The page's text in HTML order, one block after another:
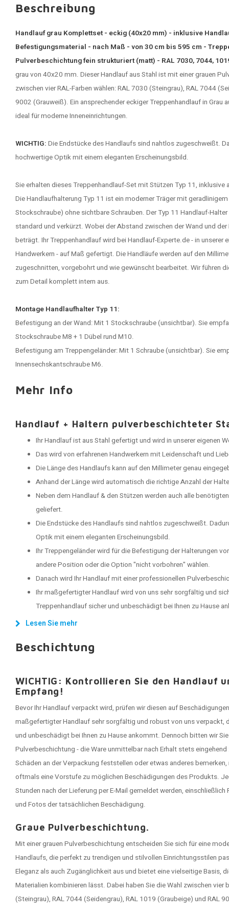
Beschreibung
Handlauf grau Komplettset - eckig (40x20 mm) - inklusive
Befestigungsmaterial - nach Maß - von 30 cm bis 595 cm -
Pulverbeschichtung fein strukturiert (matt) - RAL 7030, 7044,
grau von 40x20 mm. Dieser Handlauf aus Stahl ist mit einer grauen
zwischen vier RAL-Farben wählen: RAL 7030 (Steingrau), RAL 7044
9002 (Grauweiß). Ein ansprechender eckigerTreppenhandlaufin Grau
ideal für moderne Inneneinrichtungen.
WICHTIG: Die Endstücke des Handlaufs sind nahtlos zugeschweißt.
hochwertige Optik mit einem eleganten Erscheinungsbild.
Sie erhalten dieses Treppenhandlauf-Set mit Stützen Typ 11,
Die Handlaufhalterung Typ 11 ist ein moderner Träger mit
Stockschraube) ohne sichtbare Schrauben. Der Typ 11 Handlauf-
standard und verkürzt. Wobei der Abstand zwischen der Wand und
beträgt. Ihr Treppenhandlauf wird bei Handlauf-Experte.de - in unserer
Handwerkern - auf Maß gefertigt. Die Handläufe werden auf den
zugeschnitten, vorgebohrt und wie gewünscht bearbeitet. Wir führen
zum Detail komplett intern aus.
Montage Handlaufhalter Typ 11:
Befestigung an der Wand: Mit 1 Stockschraube (unsichtbar). Sie
Stockschraube M8 + 1 Dübel rund M10.
Befestigung am Treppengeländer: Mit 1 Schraube (unsichtbar). Sie
Innensechskantschraube M6.
Mehr Info
Handlauf + Haltern pulverbeschichteter
Ihr Handlauf ist aus Stahl gefertigt und wird in unserer eigenen
Das wird von erfahrenen Handwerkern mit Leidenschaft und
Die Länge des Handlaufs kann auf den Millimeter genau
Anhand der Länge wird automatisch die richtige Anzahl der
Neben dem Handlauf & den Stützen werden auch alle
geliefert.
Die Endstücke des Handlaufs sind nahtlos zugeschweißt.
Optik mit einem eleganten Erscheinungsbild.
Ihr Treppengeländer wird für die Befestigung der Halterungen
andere Position oder die Option "nicht vorbohren" wählen.
Danach wird Ihr Handlauf mit einer professionellen
Ihr maßgefertigter Handlauf wird von uns sehr sorgfältig und
Treppenhandlauf sicher und unbeschädigt bei Ihnen zu Hause
Lesen Sie mehr
Beschichtung
WICHTIG: Kontrollieren Sie den Handlauf
Empfang!
Bevor Ihr Handlauf verpackt wird, prüfen wir diesen auf
maßgefertigter Handlauf sehr sorgfältig und robust von uns verpackt,
und unbeschädigt bei Ihnen zu Hause ankommt. Dennoch bitten wir
Pulverbeschichtung - die Ware unmittelbar nach Erhalt stets
Schäden an der Verpackung feststellen oder etwas anderes
oftmals eine Vorstufe zu möglichen Beschädigungen des Produkts.
Stunden nach der Lieferung per E-Mail gemeldet werden,
und Fotos der tatsächlichen Beschädigung.
Graue Pulverbeschichtung.
Mit einer grauen Pulverbeschichtung entscheiden Sie sich für eine
Handlaufs, die perfekt zu trendigen und stilvollen Einrichtungsstilen
Eleganz als auch Zugänglichkeit aus und bietet eine vielseitige Basis,
Materialien kombinieren lässt. Dabei haben Sie die Wahl zwischen vier
(Steingrau), RAL 7044 (Seidengrau), RAL 1019 (Graubeige) und RAL